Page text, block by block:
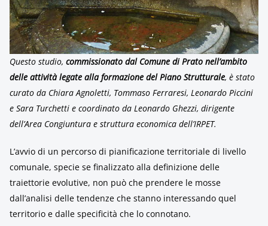
Questo studio, commissionato dal Comune di Prato nell’ambito
delle attività legate alla formazione del Piano Strutturale, è stato
curato da Chiara Agnoletti, Tommaso Ferraresi, Leonardo Piccini
e Sara Turchetti e coordinato da Leonardo Ghezzi, dirigente
dell’Area Congiuntura e struttura economica dell’IRPET.
L’avvio di un percorso di pianificazione territoriale di livello
comunale, specie se finalizzato alla definizione delle
traiettorie evolutive, non può che prendere le mosse
dall’analisi delle tendenze che stanno interessando quel
territorio e dalle specificità che lo connotano.